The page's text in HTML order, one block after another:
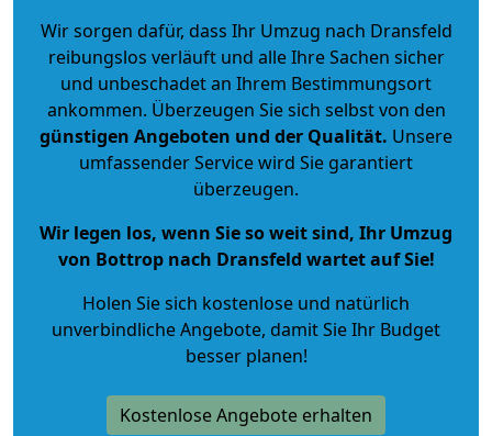
Wir sorgen dafür, dass Ihr Umzug nach Dransfeld
reibungslos verläuft und alle Ihre Sachen sicher
und unbeschadet an Ihrem Bestimmungsort
ankommen. Überzeugen Sie sich selbst von den
günstigen Angeboten und der Qualität. Unsere
umfassender Service wird Sie garantiert
überzeugen.
Wir legen los, wenn Sie so weit sind, Ihr Umzug
von Bottrop nach Dransfeld wartet auf Sie!
Holen Sie sich kostenlose und natürlich
unverbindliche Angebote, damit Sie Ihr Budget
besser planen!
Kostenlose Angebote erhalten